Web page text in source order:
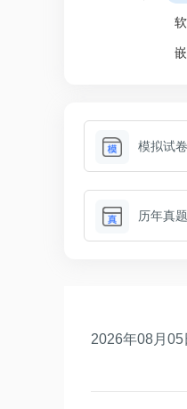
模拟试卷
历年真题
2026年08月